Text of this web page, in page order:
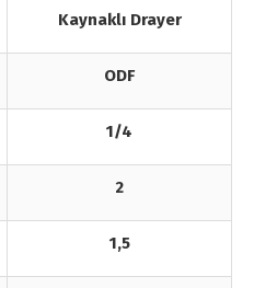
Kaynaklı Drayer
ODF
1/4
2
1,5